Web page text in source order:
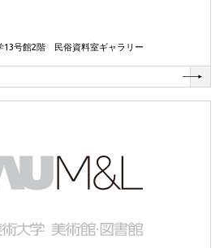
13号館2階 民俗資料室ギャラリー